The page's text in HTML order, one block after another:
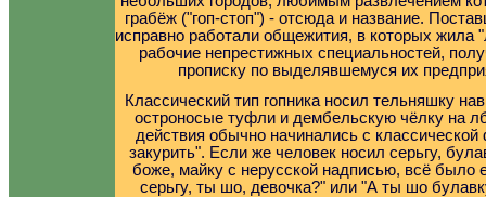
грабёж ("гоп-стоп") - отсюда и название.
исправно работали общежития, в которых жила
рабочие непрестижных специальностей,
прописку по выделявшемуся их
Классический тип гопника носил тельняшку
остроносые туфли и дембельскую чёлку на
действия обычно начинались с
закурить". Если же человек носил серьгу,
боже, майку с нерусской надписью, всё
серьгу, ты шо, девочка?" или "А ты шо